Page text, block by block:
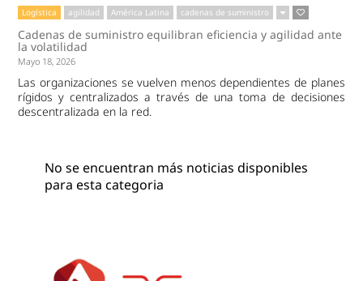
Logística agilidad América Latina cadenas de suministro
Cadenas de suministro equilibran eficiencia y agilidad ante
la volatilidad
Mayo 18, 2026
Las organizaciones se vuelven menos dependientes de planes
rígidos y centralizados a través de una toma de decisiones
descentralizada en la red.
No se encuentran más noticias disponibles
para esta categoria